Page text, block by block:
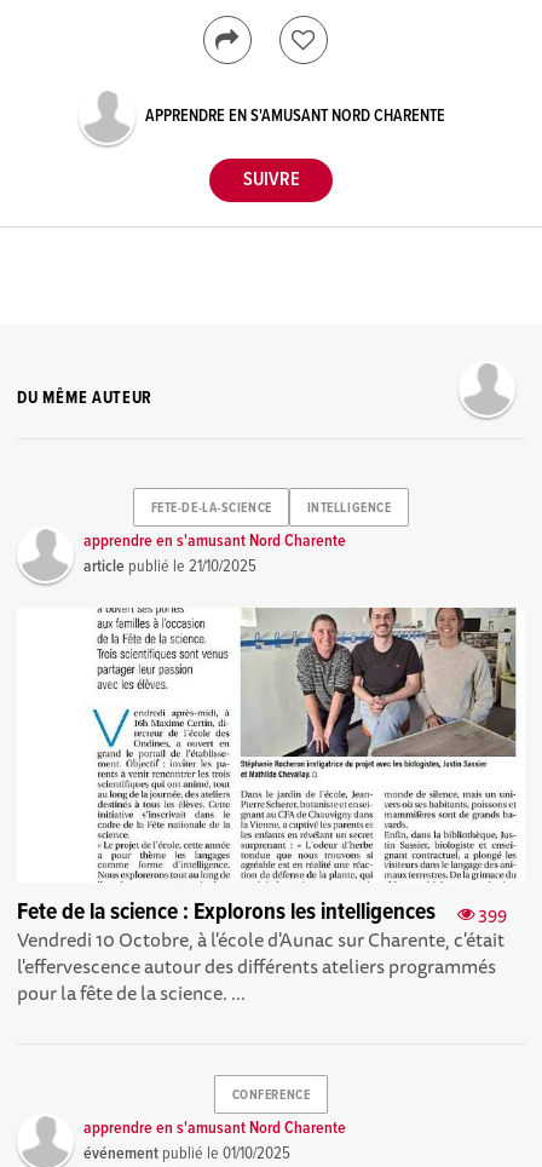
APPRENDRE EN S'AMUSANT NORD CHARENTE
DU MÊME AUTEUR
FETE-DE-LA-SCIENCE INTELLIGENCE
apprendre en s'amusant Nord Charente
article publié le21/10/2025
399
Fete de la science : Explorons les intelligences
Vendredi 10 Octobre, à l'école d'Aunac sur Charente, c'était
l'effervescence autour des différents ateliers programmés
pour la fête de la science. ...
CONFERENCE
apprendre en s'amusant Nord Charente
événement publié le01/10/2025